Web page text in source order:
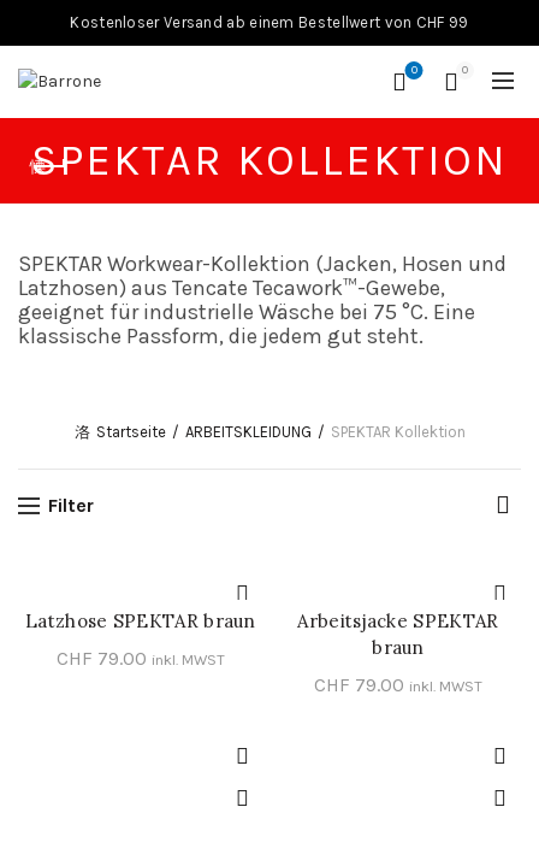
Kostenloser Versand ab einem Bestellwert von CHF 99
0 0
SPEKTAR KOLLEKTION
SPEKTAR Workwear-Kollektion (Jacken, Hosen und
Latzhosen) aus Tencate Tecawork™-Gewebe,
geeignet für industrielle Wäsche bei 75 °C. Eine
klassische Passform, die jedem gut steht.
Startseite ARBEITSKLEIDUNG SPEKTAR Kollektion
Filter
SCHNELL-EINKAUF
Latzhose SPEKTAR braun
CHF 79.00 inkl. MWST
SCHNELL-EINKAUF
Arbeitsjacke SPEKTAR
braun
CHF 79.00 inkl. MWST